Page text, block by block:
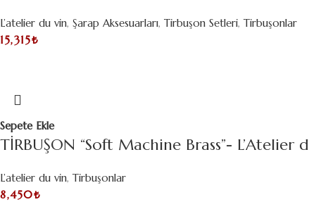
L’atelier du vin, Şarap Aksesuarları, Tirbuşon Setleri, Tirbuşonlar
15,315₺
Sepete Ekle
TİRBUŞON “Soft Machine Brass”- L’Atelier
L’atelier du vin, Tirbuşonlar
8,450₺